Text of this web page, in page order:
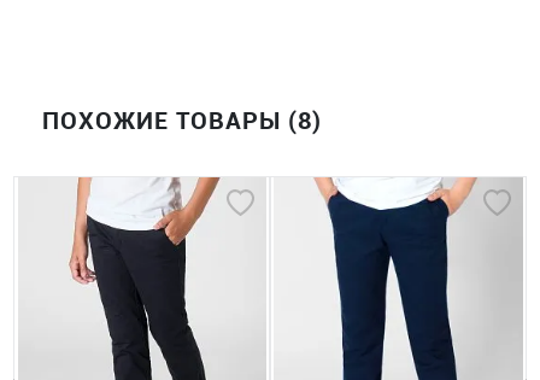
ПОХОЖИЕ ТОВАРЫ (8)